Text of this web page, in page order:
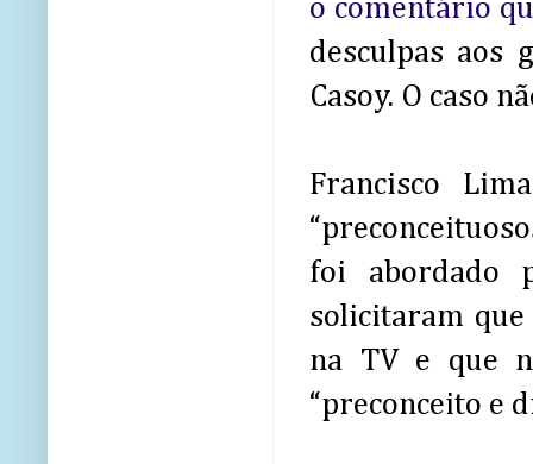
o comentário
desculpas aos
Casoy. O caso
Francisco
foi abordado
solicitaram que
na TV e que
“preconceito e